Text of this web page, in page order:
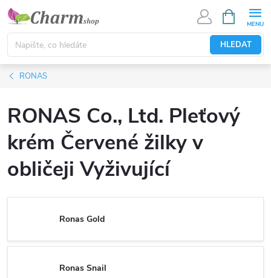
Přejít
obsah
HLEDAT
NÁKUPNÍ
KOŠÍK
RONAS
RONAS Co., Ltd. Pleťový
krém Červené žilky v
obličeji Vyživující
Ronas Gold
Ronas Snail